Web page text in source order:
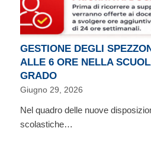
GESTIONE DEGLI
ALLE 6 ORE NELLA
GRADO
Giugno 29, 2026
Nel quadro delle nuove
scolastiche…